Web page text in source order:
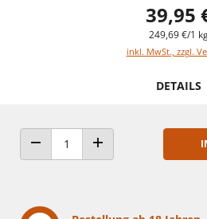
39,95
249,69 €/1
inkl. MwSt., zzgl.
DETAILS
ANZAHL VERRINGERNANZAHL ERHÖHEN